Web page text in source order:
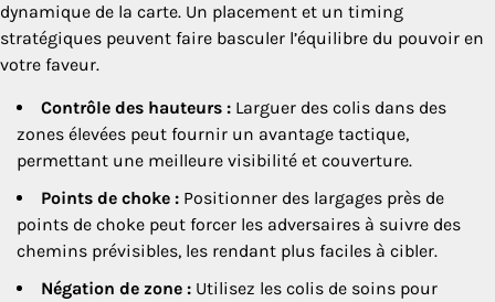
dynamique de la carte. Un placement et un timing
stratégiques peuvent faire basculer l’équilibre du pouvoir en
votre faveur.
Contrôle des hauteurs : Larguer des colis dans des
zones élevées peut fournir un avantage tactique,
permettant une meilleure visibilité et couverture.
Points de choke : Positionner des largages près de
points de choke peut forcer les adversaires à suivre des
chemins prévisibles, les rendant plus faciles à cibler.
Négation de zone : Utilisez les colis de soins pour